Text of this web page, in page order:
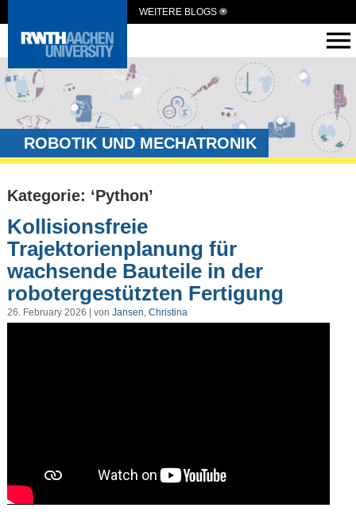
WEITERE BLOGS
ROBOTIK UND MECHATRONIK
Kategorie: ‘Python’
Kollisionsfreie
Trajektorienplanung für
wachsende Bauteile in der
robotergestützten Fertigung
26. February 2026 | von Jansen, Christina